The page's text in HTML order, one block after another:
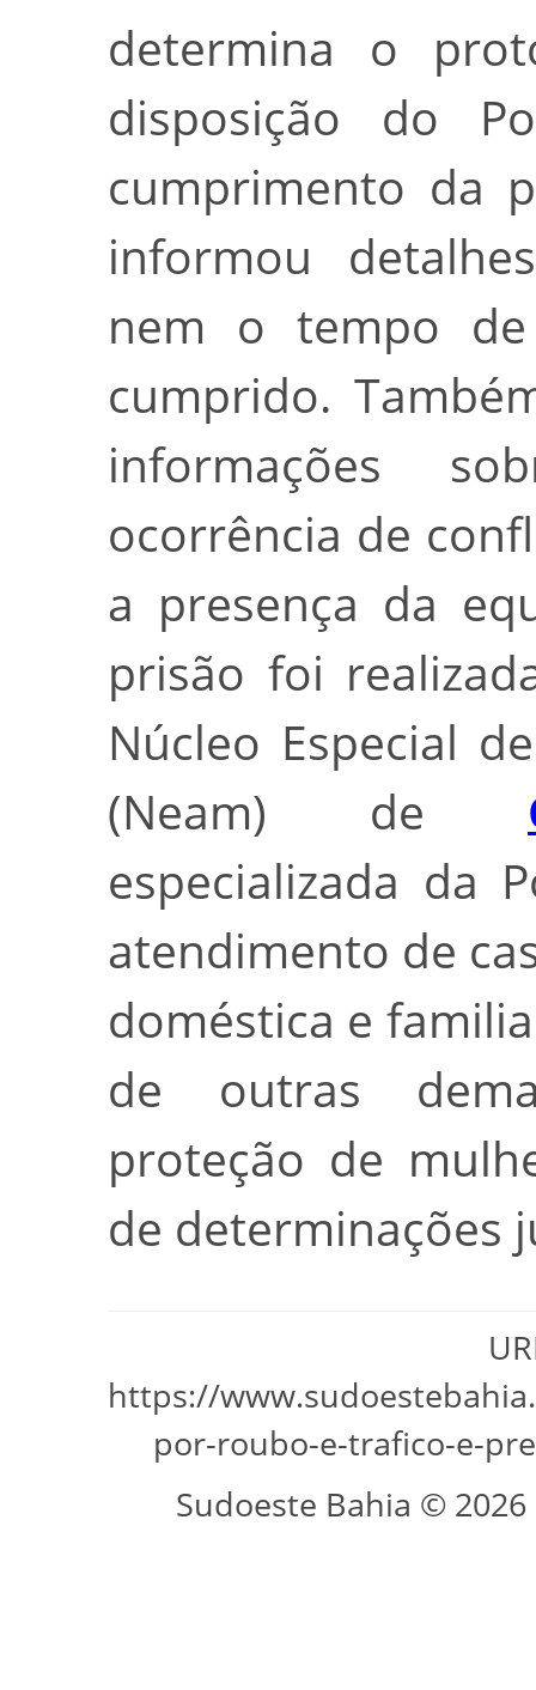
determina o
disposição do
cumprimento da
informou
nem o tempo
cumprido.
informações
ocorrência de
a presença da
prisão foi
Núcleo Especial
(Neam) de
especializada da
atendimento de
doméstica e
de outras
proteção de
de determinações
https://
por-roubo-e-trafico-e-
Sudoeste Bahia ©